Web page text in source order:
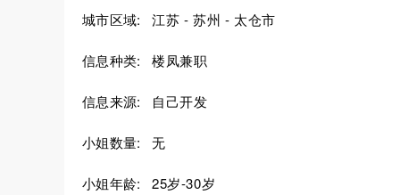
城市区域: 江苏 - 苏州 - 太仓市
信息种类: 楼凤兼职
信息来源: 自己开发
小姐数量: 无
小姐年龄: 25岁-30岁